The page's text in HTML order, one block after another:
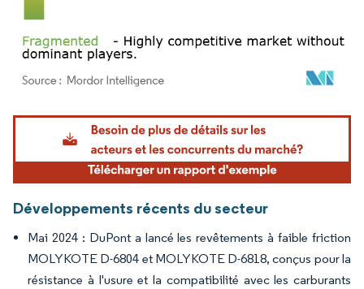
Image © Mordor Intelligence. La réutilisation nécessite une attribution sous CC BY
Développements récents du secteur
Mai 2024 : DuPont a lancé les revêtements à faible friction
MOLYKOTE D-6804 et MOLYKOTE D-6818, conçus pour la
résistance à l'usure et la compatibilité avec les carburants